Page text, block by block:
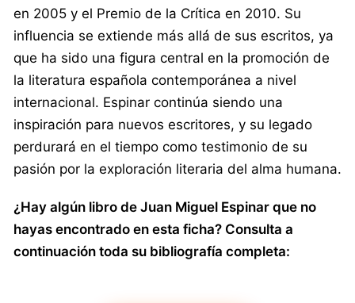
en 2005 y el Premio de la Crítica en 2010. Su
influencia se extiende más allá de sus escritos, ya
que ha sido una figura central en la promoción de
la literatura española contemporánea a nivel
internacional. Espinar continúa siendo una
inspiración para nuevos escritores, y su legado
perdurará en el tiempo como testimonio de su
pasión por la exploración literaria del alma humana.
¿Hay algún libro de Juan Miguel Espinar que no
hayas encontrado en esta ficha? Consulta a
continuación toda su bibliografía completa: